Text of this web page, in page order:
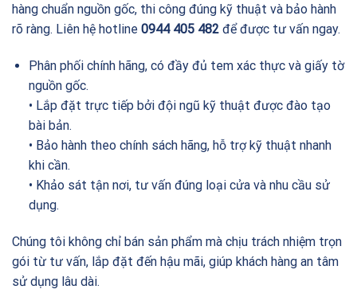
hàng chuẩn nguồn gốc, thi công đúng kỹ thuật và bảo hành
rõ ràng. Liên hệ hotline 0944 405 482 để được tư vấn ngay.
Phân phối chính hãng, có đầy đủ tem xác thực và giấy tờ
nguồn gốc.
• Lắp đặt trực tiếp bởi đội ngũ kỹ thuật được đào tạo
bài bản.
• Bảo hành theo chính sách hãng, hỗ trợ kỹ thuật nhanh
khi cần.
• Khảo sát tận nơi, tư vấn đúng loại cửa và nhu cầu sử
dụng.
Chúng tôi không chỉ bán sản phẩm mà chịu trách nhiệm trọn
gói từ tư vấn, lắp đặt đến hậu mãi, giúp khách hàng an tâm
sử dụng lâu dài.